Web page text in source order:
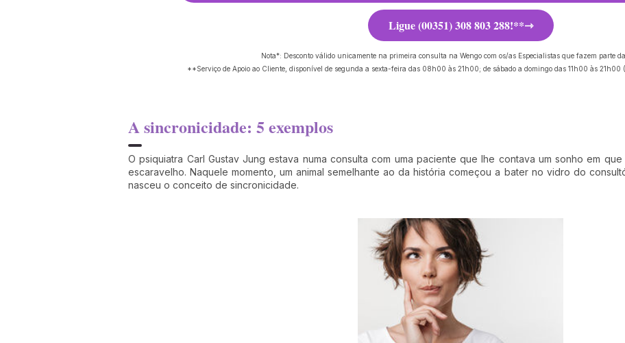
Ligue (00351) 308 803 288!**
Nota*: Desconto válido unicamente na primeira consulta na Wengo com os/as Especialistas que fazem parte da
**Serviço de Apoio ao Cliente, disponível de segunda a sexta-feira das 08h00 às 21h00; de sábado a domingo das 11h00 às 21h00
A sincronicidade: 5 exemplos
O psiquiatra Carl Gustav Jung estava numa consulta com uma paciente que lhe contava um sonho em
escaravelho. Naquele momento, um animal semelhante ao da história começou a bater no vidro do
nasceu o conceito de sincronicidade.